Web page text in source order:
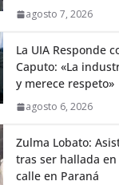
agosto 7, 2026
La UIA Responde
Caputo: «La
y merece respeto»
agosto 6, 2026
Zulma Lobato:
tras ser hallada
calle en Paraná